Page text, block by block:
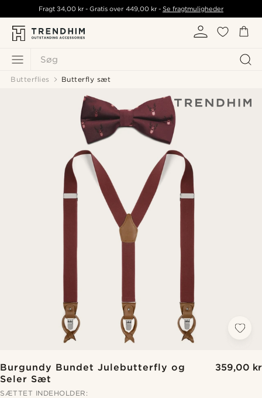
Søg
Fragt34,00 kr - Gratis over 449,00 kr- Se fragtmuligheder
Butterflies Butterfly sæt
Burgundy Bundet Julebutterfly og
Seler Sæt
359,00 kr
SÆTTET INDEHOLDER: